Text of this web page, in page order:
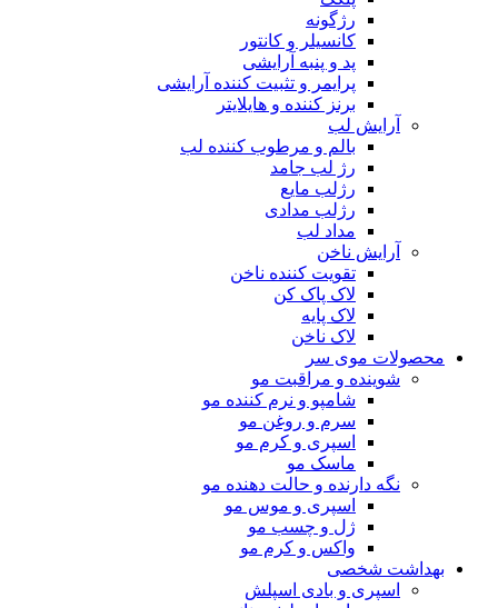
رژگونه
کانسیلر و کانتور
پد و پنبه آرایشی
پرایمر و تثبیت کننده آرایشی
برنز کننده و هایلایتر
آرایش لب
بالم و مرطوب کننده لب
رژ لب جامد
رژلب مایع
رژلب مدادی
مداد لب
آرایش ناخن
تقویت کننده ناخن
لاک پاک کن
لاک پایه
لاک ناخن
محصولات موی سر
شوینده و مراقبت مو
شامپو و نرم کننده مو
سرم و روغن مو
اسپری و کرم مو
ماسک مو
نگه دارنده و حالت دهنده مو
اسپری و موس مو
ژل و چسب مو
واکس و کرم مو
بهداشت شخصی
اسپری و بادی اسپلش